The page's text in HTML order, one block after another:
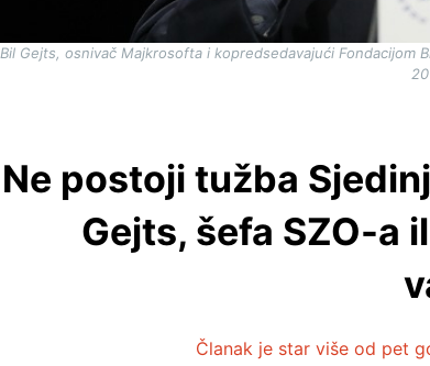
Bil Gejts, osnivač Majkrosofta i kopredsedavajući
Ne postoji tužba
Gejts, šefa SZO-a
Članak je star više od pet